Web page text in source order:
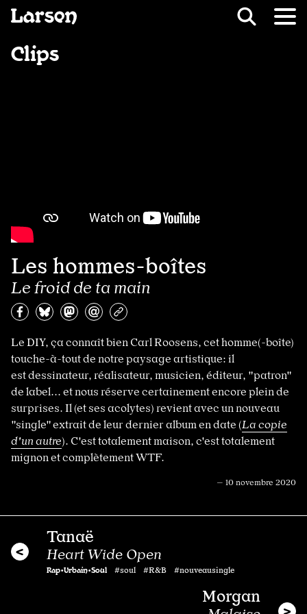
Fil d’ariane
Clips
Les hommes-boîtes
Le froid de ta main
Partagez sur Facebook
Partager sur Bluesky
Partager sur Mastodon
Partagez par e-mail
Copiez l’url
Le DIY, ça connaît bien Carl Roosens, cet homme(-boîte)
touche-à-tout de notre paysage artistique: il
est dessinateur, réalisateur, musicien, éditeur, "patron"
de label... et nous réserve certainement encore plein de
surprises. Il (et ses acolytes) revient avec un nouveau
"single" extrait de leur dernier album en date (La copie
d'un autre). C'est totalement maison, c'est totalement
mignon et complètement WTF.
— 10 novembre 2020
Tanaë
Heart Wide Open
Rap•Urbain•Soul #soul #R&B #nouveausingle
Morgan